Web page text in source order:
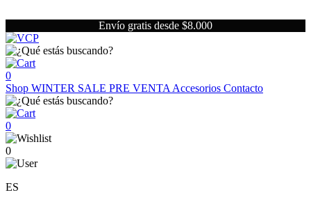
Envío gratis desde $8.000
0
Shop WINTER SALE PRE VENTA Accesorios Contacto
0
0
ES